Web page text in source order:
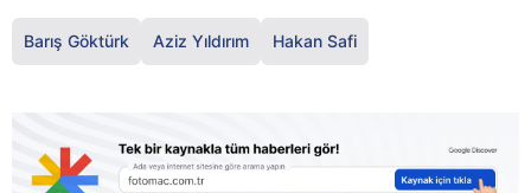
Barış Göktürk Aziz Yıldırım Hakan Safi